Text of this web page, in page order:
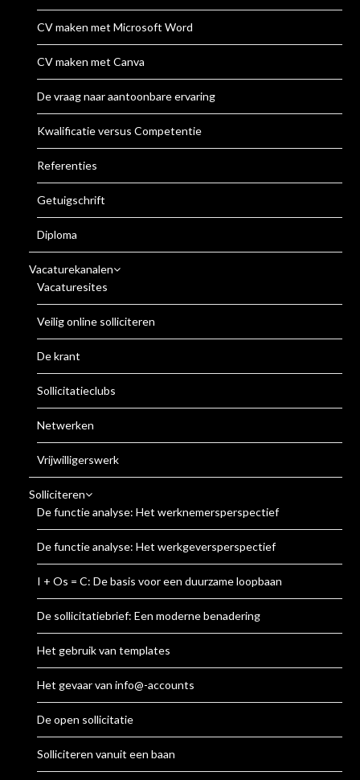
CV maken met Microsoft Word
CV maken met Canva
De vraag naar aantoonbare ervaring
Kwalificatie versus Competentie
Referenties
Getuigschrift
Diploma
Vacaturekanalen
Vacaturesites
Veilig online solliciteren
De krant
Sollicitatieclubs
Netwerken
Vrijwilligerswerk
Solliciteren
De functie analyse: Het werknemersperspectief
De functie analyse: Het werkgeversperspectief
I + Os = C: De basis voor een duurzame loopbaan
De sollicitatiebrief: Een moderne benadering
Het gebruik van templates
Het gevaar van info@-accounts
De open sollicitatie
Solliciteren vanuit een baan